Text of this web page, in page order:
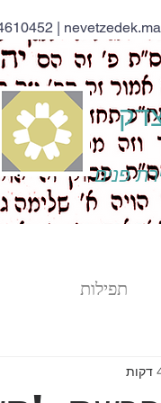
|
פנים
תפילות